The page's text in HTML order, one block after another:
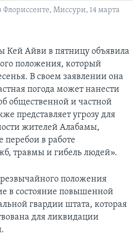
Флориссенте, Миссури, 14 марта
Кей Айви в пятницу объявила
положения, который
В своем заявлении она
погода может нанести
общественной и частной
представляет угрозу для
жителей Алабамы,
в работе
травмы и гибель людей».
положения
в состояние повышенной
гвардии штата, которая
для ликвидации